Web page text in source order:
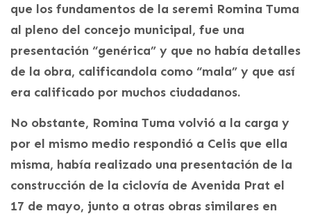
que los fundamentos de la seremi Romina Tuma
al pleno del concejo municipal, fue una
presentación “genérica” y que no había detalles
de la obra, calificandola como “mala” y que así
era calificado por muchos ciudadanos.
No obstante, Romina Tuma volvió a la carga y
por el mismo medio respondió a Celis que ella
misma, había realizado una presentación de la
construcción de la ciclovía de Avenida Prat el
17 de mayo, junto a otras obras similares en